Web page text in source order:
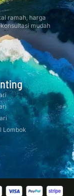
ramah, harga
mudah
Lombok